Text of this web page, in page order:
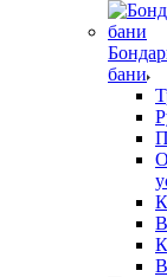
бани